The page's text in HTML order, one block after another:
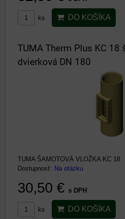
ks DO KOŠÍKA
TUMA Therm Plus KC 18
dvierková DN 180
TUMA ŠAMOTOVÁ VLOŽKA KC 18
Dostupnosť: Na otázku
30,50 € s DPH
ks DO KOŠÍKA